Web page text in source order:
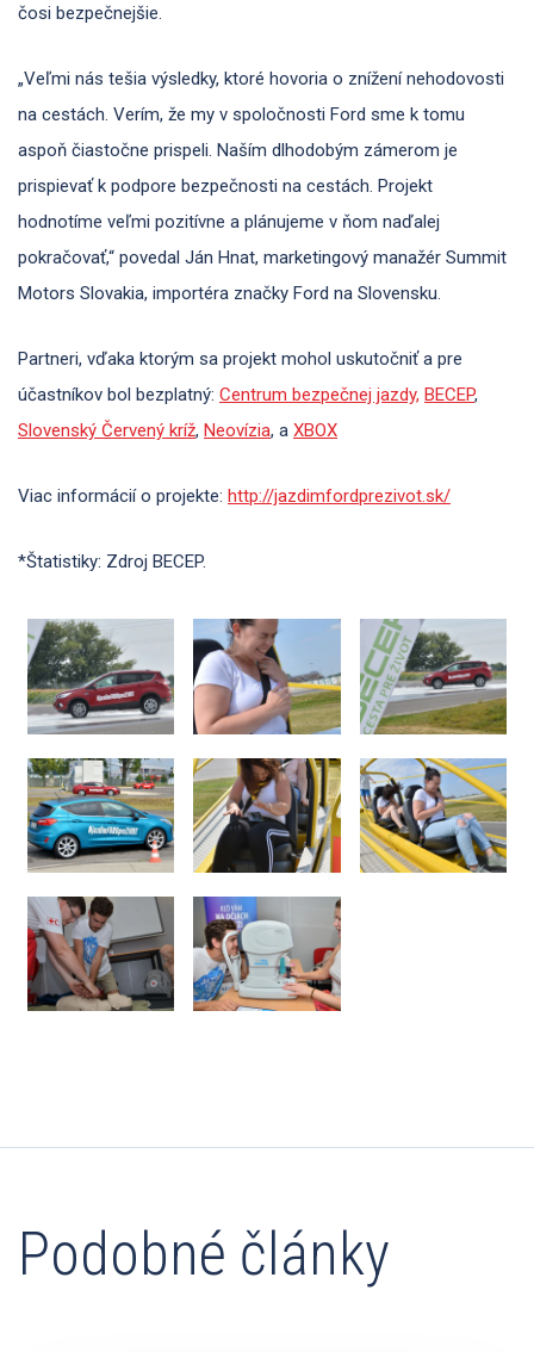
čosi bezpečnejšie.
„Veľmi nás tešia výsledky, ktoré hovoria o znížení nehodovosti
na cestách. Verím, že my v spoločnosti Ford sme k tomu
aspoň čiastočne prispeli. Naším dlhodobým zámerom je
prispievať k podpore bezpečnosti na cestách. Projekt
hodnotíme veľmi pozitívne a plánujeme v ňom naďalej
pokračovať,“ povedal Ján Hnat, marketingový manažér Summit
Motors Slovakia, importéra značky Ford na Slovensku.
Partneri, vďaka ktorým sa projekt mohol uskutočniť a pre
účastníkov bol bezplatný: Centrum bezpečnej jazdy, BECEP,
Slovenský Červený kríž, Neovízia, a XBOX
Viac informácií o projekte: http://jazdimfordprezivot.sk/
*Štatistiky: Zdroj BECEP.
Podobné články